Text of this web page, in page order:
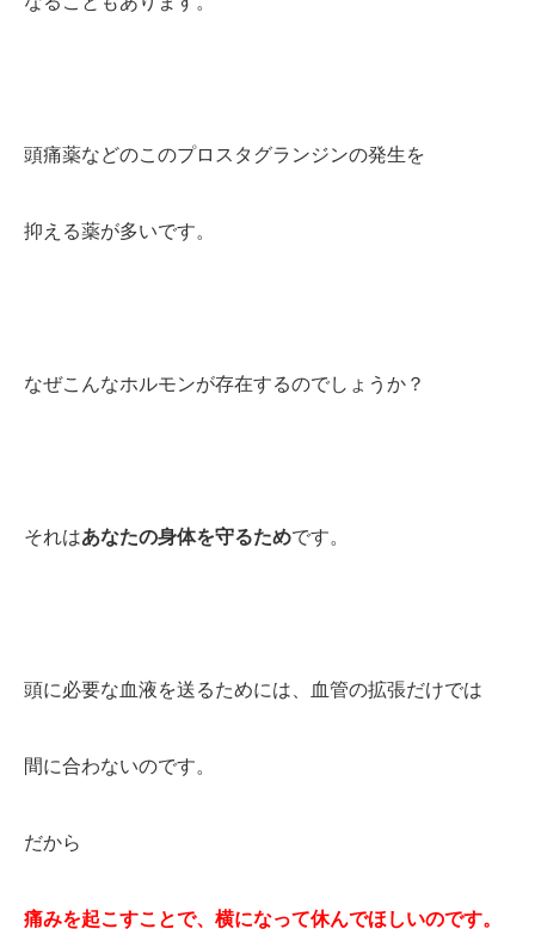
頭痛薬などのこのプロスタグランジンの発生を
抑える薬が多いです。
なぜこんなホルモンが存在するのでしょうか？
それはあなたの身体を守るためです。
頭に必要な血液を送るためには、血管の拡張だけでは
間に合わないのです。
だから
痛みを起こすことで、横になって休んでほしいのです。